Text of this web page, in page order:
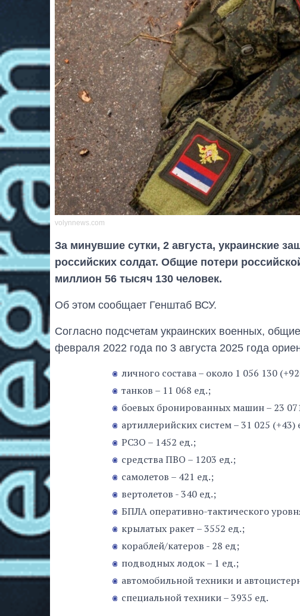
volynnews.com
За минувшие сутки, 2 августа, украинские
российских солдат. Общие потери
миллион 56 тысяч 130 человек.
Об этом сообщает Генштаб ВСУ.
Согласно подсчетам украинских военных,
февраля 2022 года по 3 августа 2025 года
личного состава – около 1 056 130
танков – 11 068 ед.;
боевых бронированных машин – 23
артиллерийских систем – 31 025 (+43)
РСЗО – 1452 ед.;
средства ПВО – 1203 ед.;
самолетов – 421 ед.;
вертолетов - 340 ед.;
БПЛА оперативно-тактического
крылатых ракет – 3552 ед.;
кораблей/катеров - 28 ед;
подводных лодок – 1 ед.;
автомобильной техники и
специальной техники – 3935 ед.